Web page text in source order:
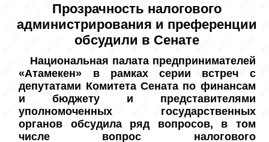
Прозрачность налогового
администрирования и преференции
обсудили в Сенате
Национальная палата предпринимателей
«Атамекен» в рамках серии встреч с
депутатами Комитета Сената по финансам
и бюджету и представителями
уполномоченных государственных
органов обсудила ряд вопросов, в том
числе вопрос налогового